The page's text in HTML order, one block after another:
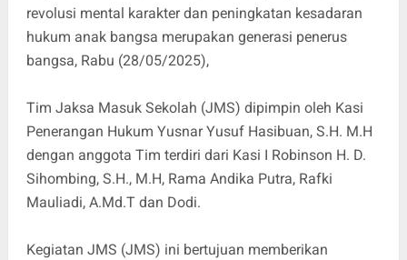
revolusi mental karakter dan peningkatan kesadaran
hukum anak bangsa merupakan generasi penerus
bangsa, Rabu (28/05/2025),
Tim Jaksa Masuk Sekolah (JMS) dipimpin oleh Kasi
Penerangan Hukum Yusnar Yusuf Hasibuan, S.H. M.H
dengan anggota Tim terdiri dari Kasi I Robinson H. D.
Sihombing, S.H., M.H, Rama Andika Putra, Rafki
Mauliadi, A.Md.T dan Dodi.
Kegiatan JMS (JMS) ini bertujuan memberikan